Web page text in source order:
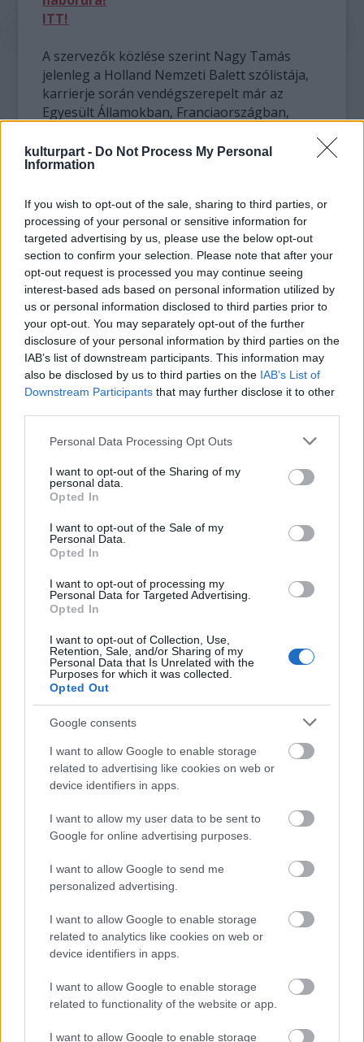
kulturpart - Do Not Process My Personal
Information
If you wish to opt-out of the sale, sharing to third parties, or
processing of your personal or sensitive information for
targeted advertising by us, please use the below opt-out
section to confirm your selection. Please note that after your
opt-out request is processed you may continue seeing
interest-based ads based on personal information utilized by
us or personal information disclosed to third parties prior to
your opt-out. You may separately opt-out of the further
disclosure of your personal information by third parties on the
IAB’s list of downstream participants. This information may
also be disclosed by us to third parties on the IAB’s List of
Downstream Participants that may further disclose it to other
Please note that this website/app uses one or more Google
not limited to your visit or usage behaviour. You may click to
grant or deny consent to Google and its third-party tags to
use your data for below specified purposes in below Google
consent section.
Personal Data Processing Opt Outs
I want to opt-out of the Sharing of my
personal data.
Opted In
I want to opt-out of the Sale of my
Personal Data.
Opted In
I want to opt-out of processing my
Personal Data for Targeted Advertising.
Opted In
I want to opt-out of Collection, Use,
Retention, Sale, and/or Sharing of my
Personal Data that Is Unrelated with the
Purposes for which it was collected.
Opted Out
Google consents
I want to allow Google to enable storage
related to advertising like cookies on web or
device identifiers in apps.
I want to allow my user data to be sent to
Google for online advertising purposes.
I want to allow Google to send me
personalized advertising.
I want to allow Google to enable storage
related to analytics like cookies on web or
device identifiers in apps.
I want to allow Google to enable storage
related to functionality of the website or app.
I want to allow Google to enable storage
ITT!
A szervezők közlése szerint Nagy Tamás
jelenleg a Holland Nemzeti Balett szólistája,
karrierje során vendégszerepelt már az
Egyesült Államokban, Franciaországban,
művész a Herceg szerepét táncolja majd a
Diótörő című balettjében Tsygankova Anna
Nagy Tamás 1994-ben végzett a Magyar
Táncművészeti Főiskolán Dózsa Imre,
Keveházi Gábor és Adol Hamzin
növendékeként. Már főiskolásként fellépett
az operaházban, ahol tanulmányai
befejezése után szerződést kapott. 1995-től a
Magyar Nemzeti Balett magántáncosa lett, s
olyan előadásokban táncolt főszerepet, mint
a Spartacus, az Anna Karenina, A hattyúk
tava és a Rómeó és Júlia.
Forrás:MTI
Budapest Tánc
VAJDASÁGI SZÍNHÁZI ELŐADÁSOK
MUTATKOZNAK BE A 13. VENDÉGVÁRÓ
LÉTEZIK GYÓGYÍTÓ MÚZEUM?!
A HAGYOMÁNY ÉS A KORTÁRS DIVAT
TALÁLKOZÁSA – „KIS FEKETE” DIVATBEMUTATÓ